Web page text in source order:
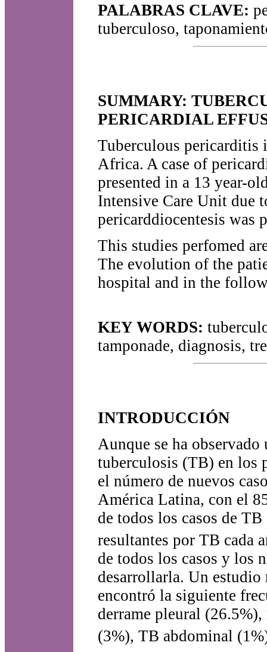
PALABRAS CLAVE:
tuberculoso,
SUMMARY:
PERICARDIAL
Tuberculous pericarditis
Africa. A case of
presented in a 13 year-
Intensive Care Unit due
pericarddiocentesis was
This studies perfomed
The evolution of the
hospital and in the
KEY WORDS:
tamponade, diagnosis,
INTRODUCCIÓN
Aunque se ha
tuberculosis (TB) en los
el número de nuevos
América Latina, con el
de todos los casos de
resultantes por TB cada
de todos los casos y los
desarrollarla. Un
encontró la siguiente
derrame pleural
(3%), TB abdominal